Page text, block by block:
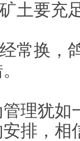
要充
换，鸽
犹如
排，相